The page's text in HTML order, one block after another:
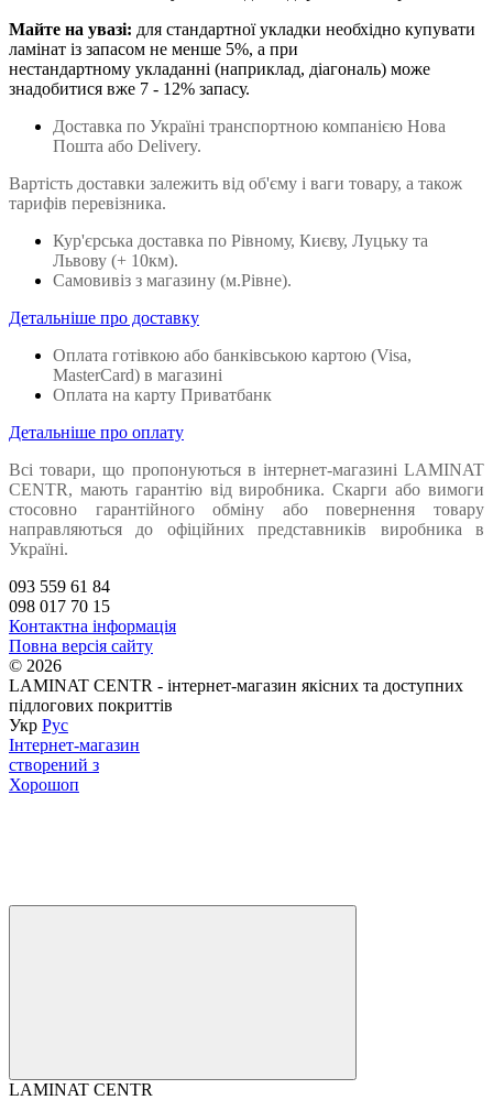
Майте на увазі: для стандартної укладки необхідно купувати
ламінат із запасом не менше 5%, а при
нестандартному укладанні (наприклад, діагональ) може
знадобитися вже 7 - 12% запасу.
Доставка по Україні транспортною компанією Нова
Пошта або Delivery.
Вартість доставки залежить від об'єму і ваги товару, а також
тарифів перевізника.
Кур'єрська доставка по Рівному, Києву, Луцьку та
Львову (+ 10км).
Самовивіз з магазину (м.Рівне).
Детальніше про доставку
Оплата готівкою або банківською картою (Visa,
MasterCard) в магазині
Оплата на карту Приватбанк
Детальніше про оплату
Всі товари, що пропонуються в інтернет-магазині LAMINAT
CENTR, мають гарантію від виробника. Скарги або вимоги
стосовно гарантійного обміну або повернення товару
направляються до офіційних представників виробника в
Україні.
093 559 61 84
098 017 70 15
Контактна інформація
Повна версія сайту
© 2026
LAMINAT CENTR - інтернет-магазин якісних та доступних
підлогових покриттів
Укр Рус
Інтернет-магазин
створений з
Хорошоп
LAMINAT CENTR